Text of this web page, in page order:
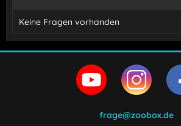
Keine Fragen vorhanden
frage@zoobox.de